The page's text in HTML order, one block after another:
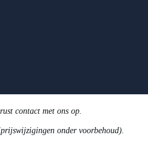
contact met ons op.
onder voorbehoud).